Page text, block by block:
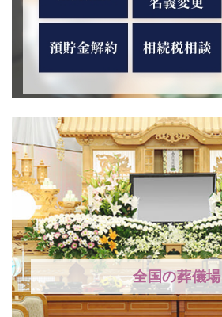
全国の葬儀場